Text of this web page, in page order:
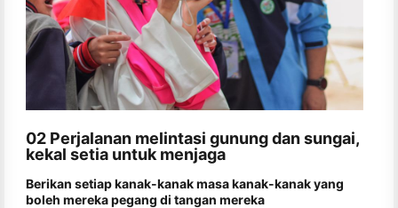
02 Perjalanan melintasi gunung dan sungai,
kekal setia untuk menjaga
Berikan setiap kanak-kanak masa kanak-kanak yang
boleh mereka pegang di tangan mereka